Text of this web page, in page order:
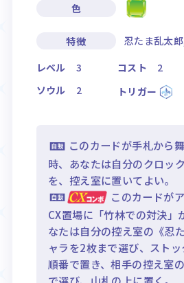
色
特徴
忍たま乱太
レベル
3 コスト 2
ソウル
2 トリガー
このカードが手札から
時、あなたは自分のクロッ
を、控え室に置いてよい。
このカードが
CX置場に「竹林での対決」
なたは自分の控え室の《忍
ャラを2枚まで選び、スト
順番で置き、相手の控え室